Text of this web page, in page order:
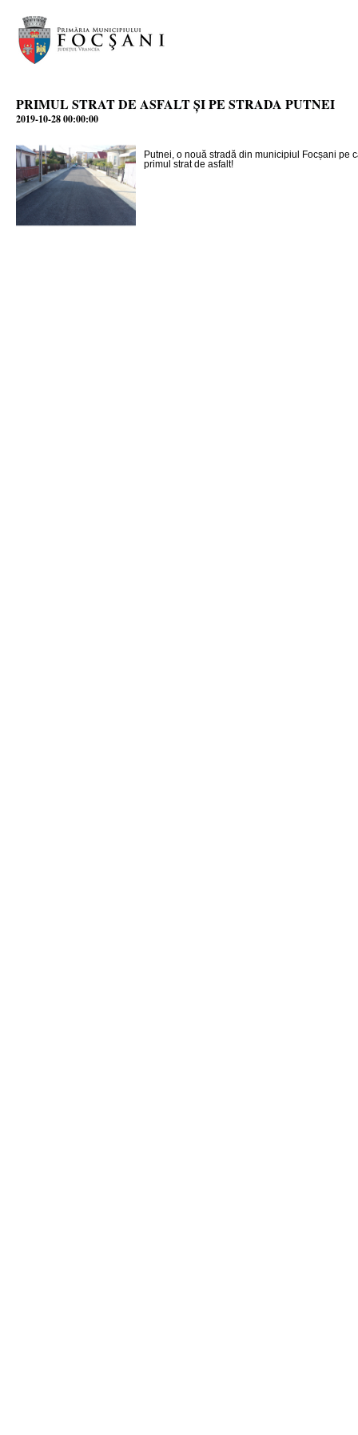
PRIMUL STRAT DE ASFALT ȘI PE STRADA PUTNEI
2019-10-28 00:00:00
Putnei, o nouă stradă din municipiul Focșani pe
primul strat de asfalt!